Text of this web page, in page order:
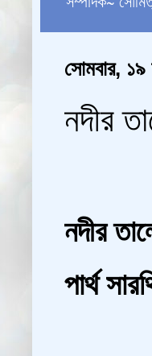
সোমবার,
নদীর
নদীর
পার্থ